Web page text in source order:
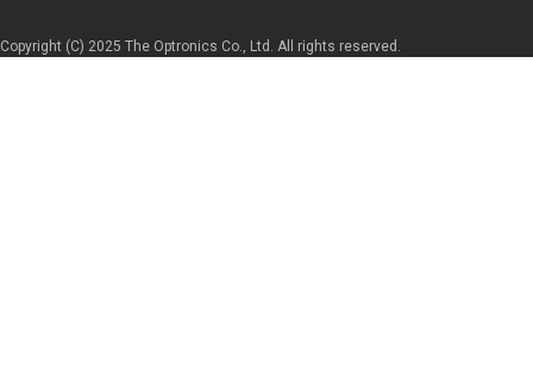
Copyright (C) 2025 The Optronics Co., Ltd. All rights reserved.